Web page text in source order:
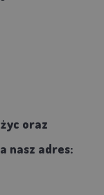
oraz
nasz adres: